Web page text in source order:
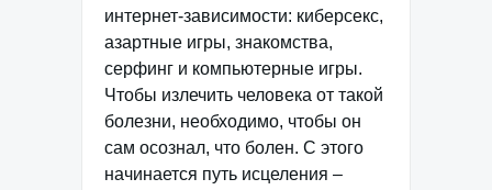
интернет-зависимости: киберсекс,
азартные игры, знакомства,
серфинг и компьютерные игры.
Чтобы излечить человека от такой
болезни, необходимо, чтобы он
сам осознал, что болен. С этого
начинается путь исцеления –